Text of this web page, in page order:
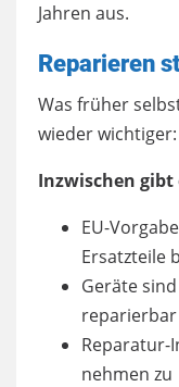
Jahren aus.
Reparieren
Was früher
wieder
Inzwischen
EU-
Ersatzteile
Geräte
reparierbar
Reparatur-
nehmen zu